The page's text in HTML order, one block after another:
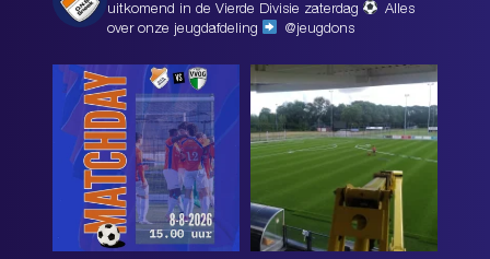
uitkomend in de Vierde Divisie zaterdag
Alles
over onze jeugdafdeling
@jeugdons